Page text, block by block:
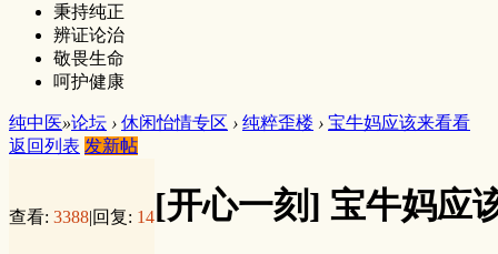
秉持纯正
辨证论治
敬畏生命
呵护健康
纯中医»论坛 › 休闲怡情专区 › 纯粹歪楼 › 宝牛妈应该来看看
返回列表 发新帖
查看: 3388|回复: 14[开心一刻] 宝牛妈应